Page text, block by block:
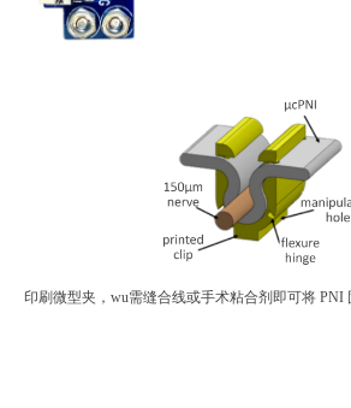
印刷微型夹，wu需缝合线或手术粘合剂即可将 PNI